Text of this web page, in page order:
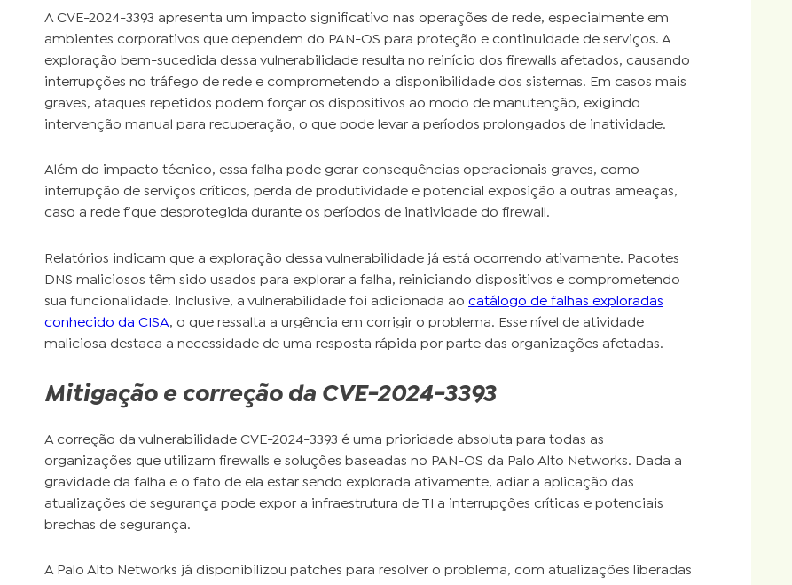
A CVE-2024-3393 apresenta um impacto significativo nas operações de rede, especialmente em
ambientes corporativos que dependem do PAN-OS para proteção e continuidade de serviços. A
exploração bem-sucedida dessa vulnerabilidade resulta no reinício dos firewalls afetados, causando
interrupções no tráfego de rede e comprometendo a disponibilidade dos sistemas. Em casos mais
graves, ataques repetidos podem forçar os dispositivos ao modo de manutenção, exigindo
intervenção manual para recuperação, o que pode levar a períodos prolongados de inatividade.
Além do impacto técnico, essa falha pode gerar consequências operacionais graves, como
interrupção de serviços críticos, perda de produtividade e potencial exposição a outras ameaças,
caso a rede fique desprotegida durante os períodos de inatividade do firewall.
Relatórios indicam que a exploração dessa vulnerabilidade já está ocorrendo ativamente. Pacotes
DNS maliciosos têm sido usados para explorar a falha, reiniciando dispositivos e comprometendo
sua funcionalidade. Inclusive, a vulnerabilidade foi adicionada ao catálogo de falhas exploradas
conhecido da CISA , o que ressalta a urgência em corrigir o problema. Esse nível de atividade
maliciosa destaca a necessidade de uma resposta rápida por parte das organizações afetadas.
Mitigação e correção da CVE-2024-3393
A correção da vulnerabilidade CVE-2024-3393 é uma prioridade absoluta para todas as
organizações que utilizam firewalls e soluções baseadas no PAN-OS da Palo Alto Networks. Dada a
gravidade da falha e o fato de ela estar sendo explorada ativamente, adiar a aplicação das
atualizações de segurança pode expor a infraestrutura de TI a interrupções críticas e potenciais
brechas de segurança.
A Palo Alto Networks já disponibilizou patches para resolver o problema, com atualizações liberadas